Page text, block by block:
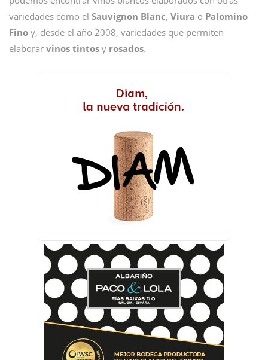
variedades como el Sauvignon Blanc, Viura o Palomino
Fino y, desde el año 2008, variedades que permiten
elaborar vinos tintos y rosados.